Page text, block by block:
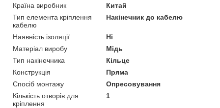
Країна виробник
Китай
Тип елемента кріплення
кабелю
Накінечник до кабелю
Наявність ізоляції
Ні
Матеріал виробу
Мідь
Тип накінечника
Кільце
Конструкція
Пряма
Спосіб монтажу
Опресовування
Кількість отворів для
кріплення
1